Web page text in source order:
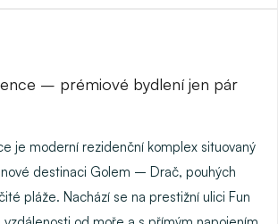
– prémiové bydlení jen pár
je moderní rezidenční komplex situovaný
destinaci Golem – Drač, pouhých
pláže. Nachází se na prestižní ulici Fun